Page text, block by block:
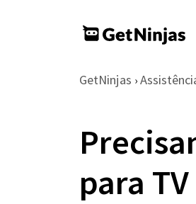
GetNinjas ›
para